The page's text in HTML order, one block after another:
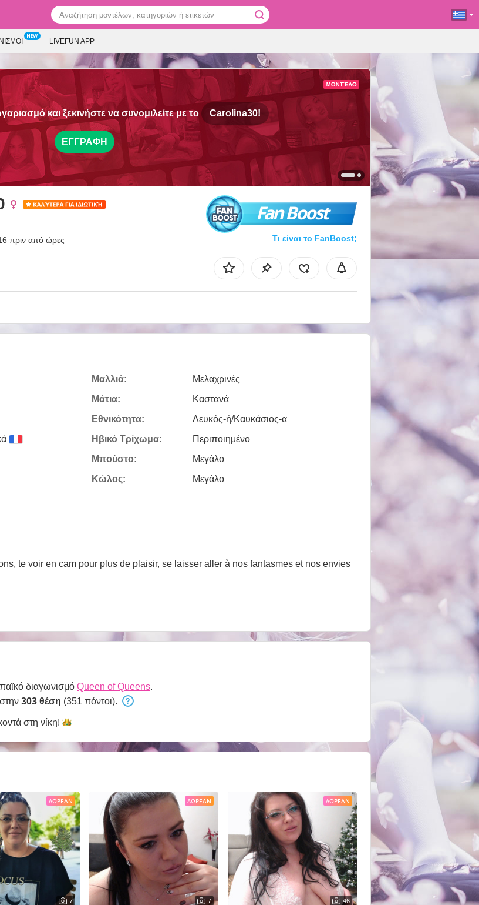
LIVEFUN APP
και ξεκινήστε να συνομιλείτε με το Carolina30!
ΕΓΓΡΑΦΉ
πριν από ώρες
Fan Boost
Τι είναι το FanBoost;
Μαλλιά:
Μελαχρινές
Μάτια:
Καστανά
Εθνικότητα:
Λευκός-ή/Καυκάσιος-α
Ηβικό Τρίχωμα:
Περιποιημένο
Μπούστο:
Μεγάλο
Κώλος:
Μεγάλο
διαγωνισμό Queen of Queens.
303 θέση (351 πόντοι).
στη νίκη!
ΔΩΡΕΆΝ
7
ΔΩΡΕΆΝ
7
ΔΩΡΕΆΝ
46